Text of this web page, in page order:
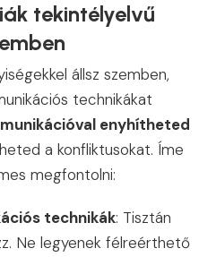
tekintélyelvű
állsz szemben,
technikákat
enyhítheted
a konfliktusokat. Íme
megfontolni:
technikák: Tisztán
Ne legyenek félreérthető